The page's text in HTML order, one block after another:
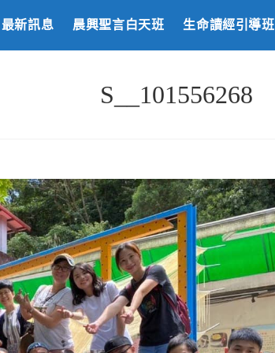
最新訊息 晨興聖言白天班 生命讀經引導班
S__101556268